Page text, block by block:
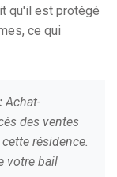
qu'il est protégé
ce qui
Achat-
des ventes
résidence.
votre bail